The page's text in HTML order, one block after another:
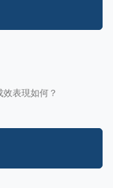
表現如何？